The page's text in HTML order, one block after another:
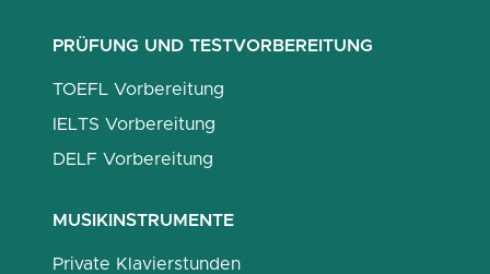
PRÜFUNG UND TESTVORBEREITUNG
TOEFL Vorbereitung
IELTS Vorbereitung
DELF Vorbereitung
MUSIKINSTRUMENTE
Private Klavierstunden